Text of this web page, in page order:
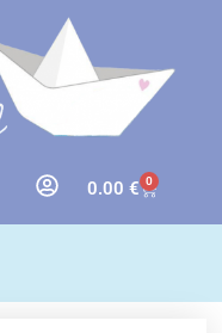
0.00 € 0